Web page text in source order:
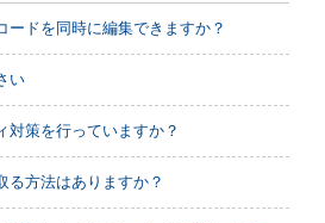
ードを同時に編集できますか？
い
対策を行っていますか？
る方法はありますか？